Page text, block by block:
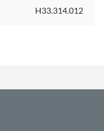
H33.314.012